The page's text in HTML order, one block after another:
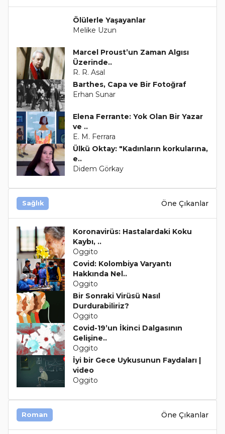
Ölülerle Yaşayanlar
Melike Uzun
Marcel Proust’un Zaman Algısı
Üzerinde..
R. R. Asal
Barthes, Capa ve Bir Fotoğraf
Erhan Sunar
Elena Ferrante: Yok Olan Bir Yazar
ve ..
E. M. Ferrara
Ülkü Oktay: "Kadınların korkularına,
e..
Didem Görkay
Sağlık Öne Çıkanlar
Koronavirüs: Hastalardaki Koku
Kaybı, ..
Oggito
Covid: Kolombiya Varyantı
Hakkında Nel..
Oggito
Bir Sonraki Virüsü Nasıl
Durdurabiliriz?
Oggito
Covid-19’un İkinci Dalgasının
Gelişine..
Oggito
İyi bir Gece Uykusunun Faydaları |
video
Oggito
Roman Öne Çıkanlar